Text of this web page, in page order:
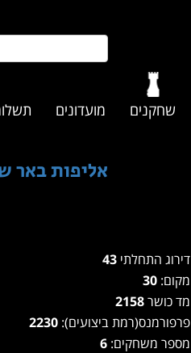
שחקנים מועדונים
אליפות באר
דירוג התחלתי 43
מקום: 30
מד כושר2158
פרפורמנס(רמת ביצועים): 2230
מספר משחקים: 6